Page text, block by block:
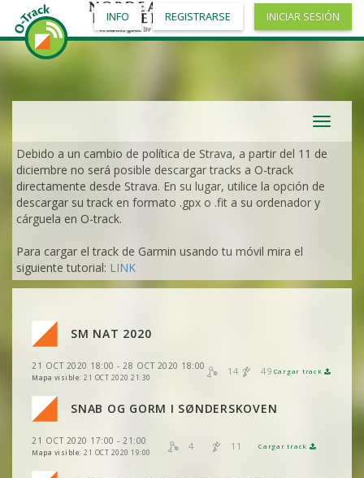
Toggle
Debido a un cambio de política de Strava, a partir del 11 de
diciembre no será posible descargar tracks a O-track
directamente desde Strava. En su lugar, utilice la opción de
descargar su track en formato .gpx o .fit a su ordenador y
cárguela en O-track.
Para cargar el track de Garmin usando tu móvil mira el
siguiente tutorial: LINK
SM NAT 2020
21 OCT 2020 18:00 - 28 OCT 2020 18:00
Mapa visible: 21 OCT 2020 21:30
14 49 Cargar track
VER 2DRERUN
VER 2DRERUN
VER 2DRERUN
VER 2DRERUN
VER 2DRERUN
VER 2DRERUN
SNAB OG GORM I SØNDERSKOVEN
21 OCT 2020 17:00 - 21:00
Mapa visible: 21 OCT 2020 19:00
4 11 Cargar track
VER
VER 2DRERUN
VER 2DRERUN
VER 2DRERUN
VER
VER 2DRERUN
INFO REGISTRARSE INICIAR SESIÓN